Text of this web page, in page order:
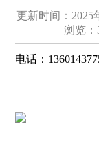
更新时间：2025
浏览：
电话：